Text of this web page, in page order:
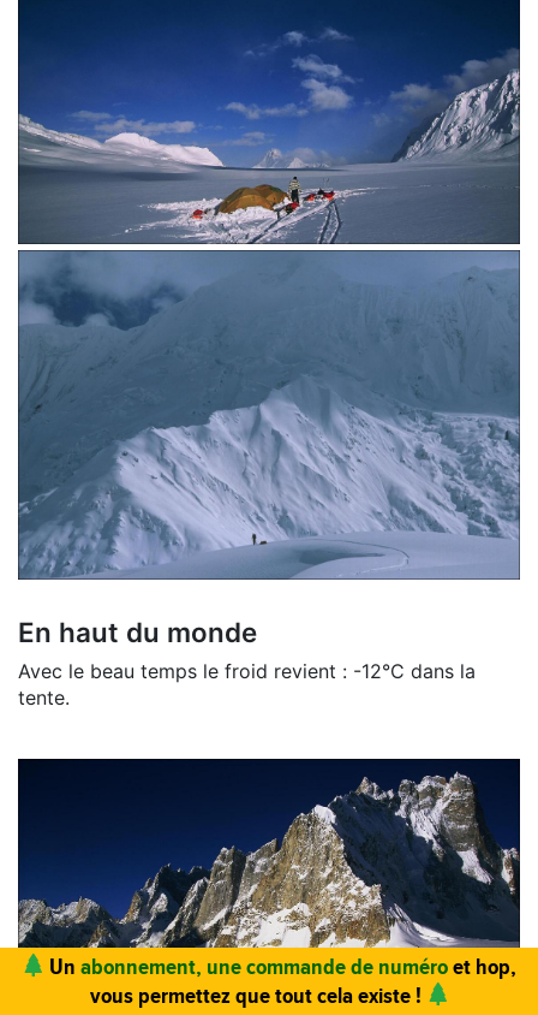
En haut du monde
Avec le beau temps le froid revient : -12°C dans la
tente.
Vous trouvez ce site utile ? Vous aimez le magazine ?